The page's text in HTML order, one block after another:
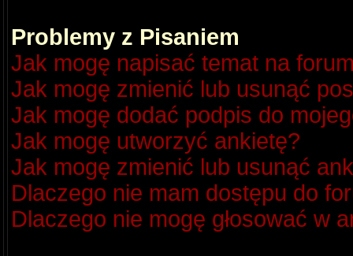
Problemy z Pisaniem
Jak mogę napisać temat na
Jak mogę zmienić lub usunąć
Jak mogę dodać podpis do
Jak mogę utworzyć ankietę?
Jak mogę zmienić lub usunąć
Dlaczego nie mam dostępu do
Dlaczego nie mogę głosować w